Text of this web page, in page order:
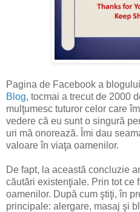
Pagina de Facebook a
Blog, tocmai a trecut de 2000
mulţumesc tuturor celor care
vedere că eu sunt o singură
uri mă onorează. Îmi dau
valoare în viaţa oamenilor.
De fapt, la această concluzie
căutări existenţiale. Prin tot ce
oamenilor. După cum ştiţi, în
principale: alergare, masaj şi